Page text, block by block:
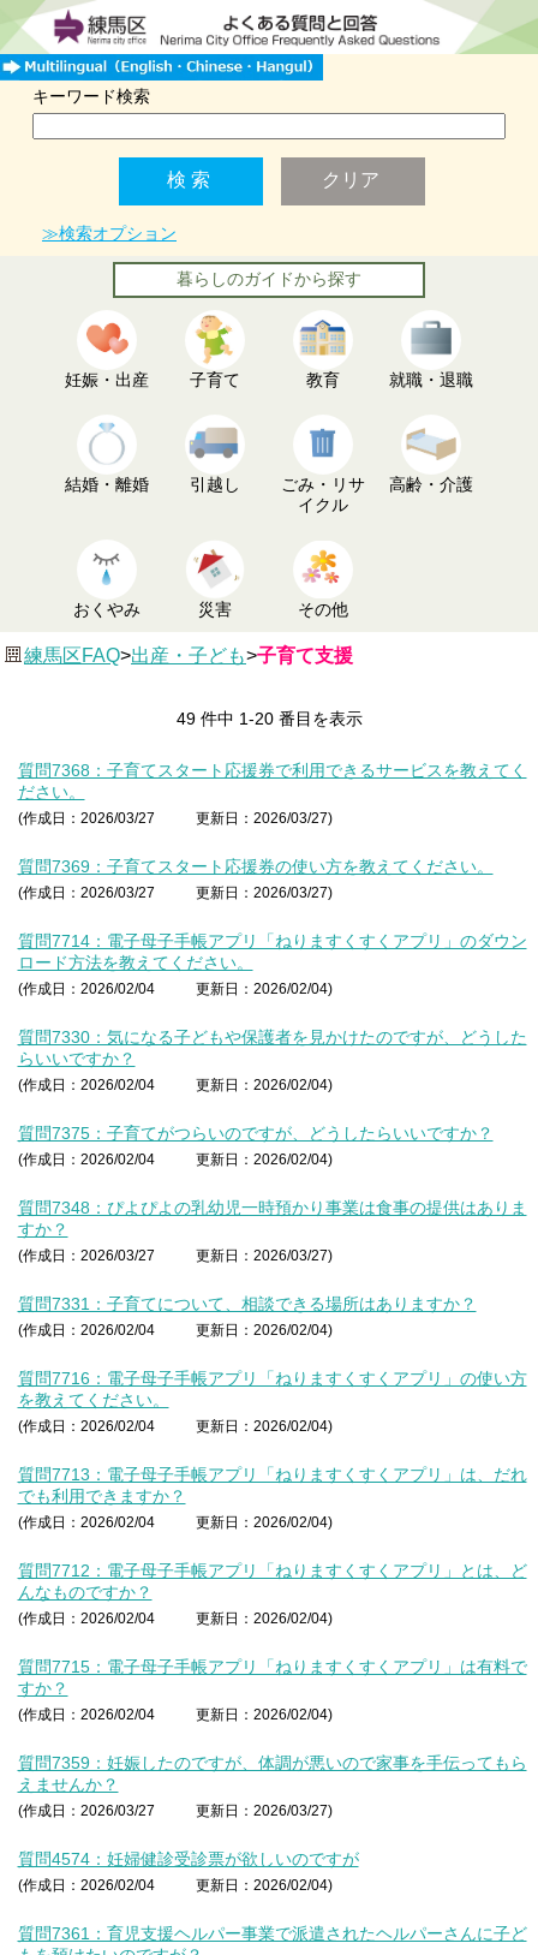
キーワード検索
≫検索オプション
暮らしのガイドから探す
妊娠・出産 子育て 教育 就職・退職
結婚・離婚 引越し
ごみ・リサ
イクル
高齢・介護
おくやみ 災害 その他
練馬区FAQ>出産・子ども>子育て支援
49 件中 1-20 番目を表示
質問7368：子育てスタート応援券で利用できるサービスを教えてく
ださい。
(作成日：2026/03/27 更新日：2026/03/27)
質問7369：子育てスタート応援券の使い方を教えてください。
(作成日：2026/03/27 更新日：2026/03/27)
質問7714：電子母子手帳アプリ「ねりますくすくアプリ」のダウン
ロード方法を教えてください。
(作成日：2026/02/04 更新日：2026/02/04)
質問7330：気になる子どもや保護者を見かけたのですが、どうした
らいいですか？
(作成日：2026/02/04 更新日：2026/02/04)
質問7375：子育てがつらいのですが、どうしたらいいですか？
(作成日：2026/02/04 更新日：2026/02/04)
質問7348：ぴよぴよの乳幼児一時預かり事業は食事の提供はありま
すか？
(作成日：2026/03/27 更新日：2026/03/27)
質問7331：子育てについて、相談できる場所はありますか？
(作成日：2026/02/04 更新日：2026/02/04)
質問7716：電子母子手帳アプリ「ねりますくすくアプリ」の使い方
を教えてください。
(作成日：2026/02/04 更新日：2026/02/04)
質問7713：電子母子手帳アプリ「ねりますくすくアプリ」は、だれ
でも利用できますか？
(作成日：2026/02/04 更新日：2026/02/04)
質問7712：電子母子手帳アプリ「ねりますくすくアプリ」とは、ど
んなものですか？
(作成日：2026/02/04 更新日：2026/02/04)
質問7715：電子母子手帳アプリ「ねりますくすくアプリ」は有料で
すか？
(作成日：2026/02/04 更新日：2026/02/04)
質問7359：妊娠したのですが、体調が悪いので家事を手伝ってもら
えませんか？
(作成日：2026/03/27 更新日：2026/03/27)
質問4574：妊婦健診受診票が欲しいのですが
(作成日：2026/02/04 更新日：2026/02/04)
質問7361：育児支援ヘルパー事業で派遣されたヘルパーさんに子ど